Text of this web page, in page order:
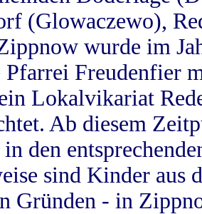
(Glowaczewo),
wurde im
Pfarrei Freudenfier
Lokalvikariat
Ab diesem
den
sind Kinder aus
Gründen - in